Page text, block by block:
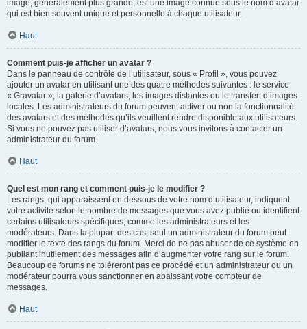
image, généralement plus grande, est une image connue sous le nom d’avatar
qui est bien souvent unique et personnelle à chaque utilisateur.
Haut
Comment puis-je afficher un avatar ?
Dans le panneau de contrôle de l’utilisateur, sous « Profil », vous pouvez
ajouter un avatar en utilisant une des quatre méthodes suivantes : le service
« Gravatar », la galerie d’avatars, les images distantes ou le transfert d’images
locales. Les administrateurs du forum peuvent activer ou non la fonctionnalité
des avatars et des méthodes qu’ils veuillent rendre disponible aux utilisateurs.
Si vous ne pouvez pas utiliser d’avatars, nous vous invitons à contacter un
administrateur du forum.
Haut
Quel est mon rang et comment puis-je le modifier ?
Les rangs, qui apparaissent en dessous de votre nom d’utilisateur, indiquent
votre activité selon le nombre de messages que vous avez publié ou identifient
certains utilisateurs spécifiques, comme les administrateurs et les
modérateurs. Dans la plupart des cas, seul un administrateur du forum peut
modifier le texte des rangs du forum. Merci de ne pas abuser de ce système en
publiant inutilement des messages afin d’augmenter votre rang sur le forum.
Beaucoup de forums ne toléreront pas ce procédé et un administrateur ou un
modérateur pourra vous sanctionner en abaissant votre compteur de
messages.
Haut